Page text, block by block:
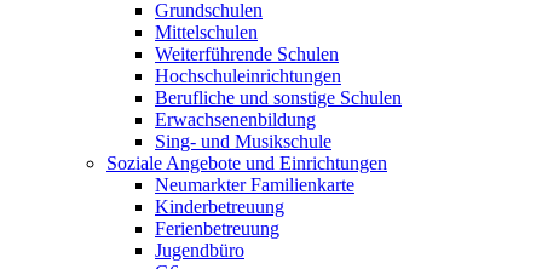
Grundschulen
Mittelschulen
Weiterführende Schulen
Hochschuleinrichtungen
Berufliche und sonstige Schulen
Erwachsenenbildung
Sing- und Musikschule
Soziale Angebote und Einrichtungen
Neumarkter Familienkarte
Kinderbetreuung
Ferienbetreuung
Jugendbüro